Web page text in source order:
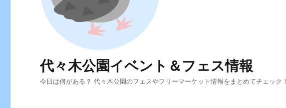
代々木公園イベント＆フェス情報
今日は何がある？ 代々木公園のフェスやフリーマーケット情報をまとめてチェック！